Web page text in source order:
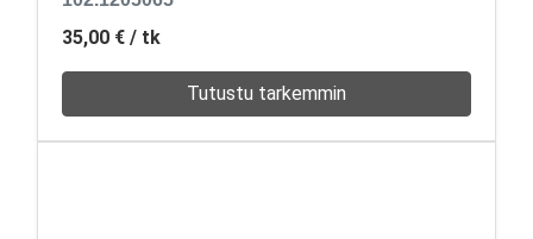
35,00 € / tk
Tutustu tarkemmin